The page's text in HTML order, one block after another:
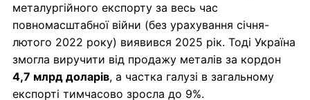
металургійного експорту за весь час
повномасштабної війни (без урахування січня-
лютого 2022 року) виявився 2025 рік. Тоді Україна
змогла виручити від продажу металів за кордон
4,7 млрд доларів, а частка галузі в загальному
експорті тимчасово зросла до 9%.